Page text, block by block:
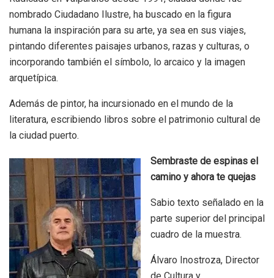
nombrado Ciudadano Ilustre, ha buscado en la figura
humana la inspiración para su arte, ya sea en sus viajes,
pintando diferentes paisajes urbanos, razas y culturas, o
incorporando también el símbolo, lo arcaico y la imagen
arquetípica.
Además de pintor, ha incursionado en el mundo de la
literatura, escribiendo libros sobre el patrimonio cultural de
la ciudad puerto.
Sembraste de espinas el
camino y ahora te quejas
Sabio texto señalado en la
parte superior del principal
cuadro de la muestra.
Álvaro Inostroza, Director